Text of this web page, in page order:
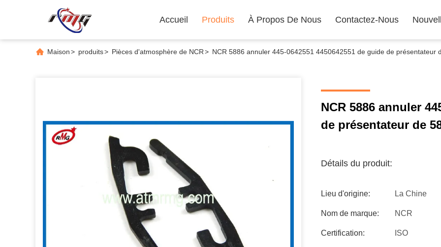
Accueil Produits À Propos De Nous Contactez-Nous
Maison> produits> Pièces d'atmosphère de NCR> NCR 5886 annuler 445-0642551 4450642551 de guide de présentateur
NCR 5886 annuler
de présentateur de
Détails du produit:
Lieu d'origine: La Chine
Nom de marque: NCR
Certification: ISO